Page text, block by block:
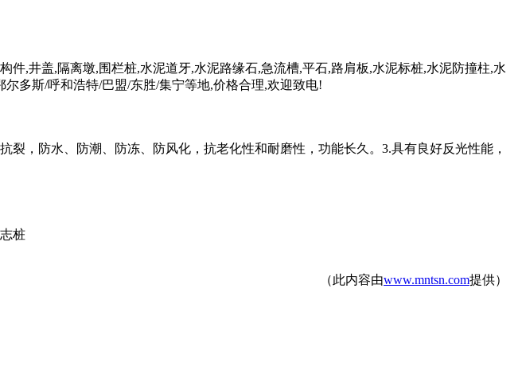
,井盖,隔离墩,围栏桩,水泥道牙,水泥路缘石,急流槽,平石,路肩板,水泥标桩,水泥防撞柱,水
多斯/呼和浩特/巴盟/东胜/集宁等地,价格合理,欢迎致电!
，防水、防潮、防冻、防风化，抗老化性和耐磨性，功能长久。3.具有良好反光性能，
（此内容由www.mntsn.com提供）